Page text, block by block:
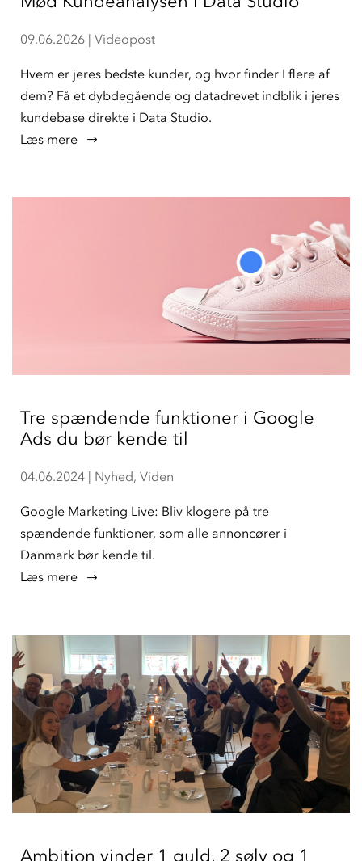
09.06.2026 | Videopost
Hvem er jeres bedste kunder, og hvor finder I flere af
dem? Få et dybdegående og datadrevet indblik i jeres
kundebase direkte i Data Studio.
læs mere
Tre spændende funktioner i Google
Ads du bør kende til
04.06.2024 | Nyhed, Viden
Google Marketing Live: Bliv klogere på tre
spændende funktioner, som alle annoncører i
Danmark bør kende til.
læs mere
Ambition vinder 1 guld, 2 sølv og 1